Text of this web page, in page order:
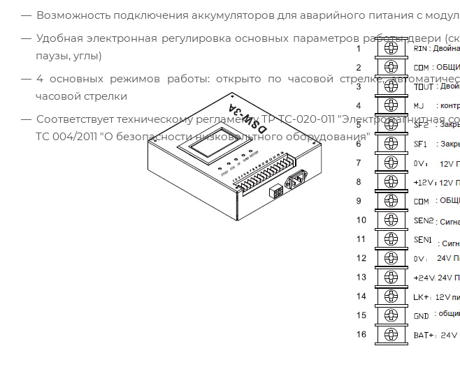
Возможность подключения аккумуляторов для аварийного питания с
Удобная электронная регулировка основных параметров работы двери
паузы, углы)
4 основных режимов работы: открыто по часовой стрелке,
часовой стрелки
Соответствует техническому регламенту ТР ТС-020-011 "Электромагнитная
ТС 004/2011 "О безопасности низковольтного оборудования"